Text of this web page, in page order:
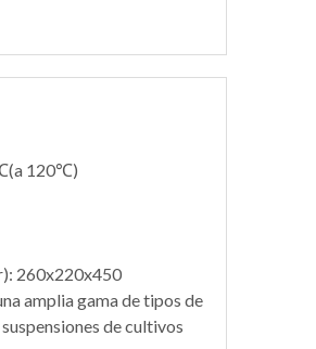
120℃)
260x220x450
amplia gama de tipos de
de cultivos